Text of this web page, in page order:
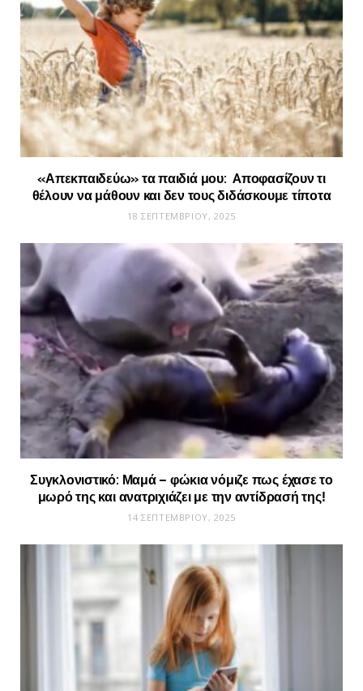
«Απεκπαιδεύω» τα παιδιά μου: Aποφασίζουν τι
θέλουν να μάθουν και δεν τους διδάσκουμε τίποτα
18 ΣΕΠΤΕΜΒΡΊΟΥ, 2025
Συγκλονιστικό: Μαμά – φώκια νόμιζε πως έχασε το
μωρό της και ανατριχιάζει με την αντίδρασή της!
14 ΣΕΠΤΕΜΒΡΊΟΥ, 2025